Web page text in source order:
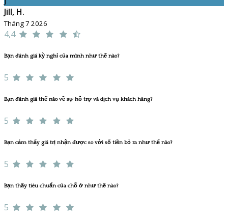
Jill, H.
Tháng 7 2026
4,4
Bạn đánh giá kỳ nghỉ của mình như thế nào?
5
Bạn đánh giá thế nào về sự hỗ trợ và dịch vụ khách hàng?
5
Bạn cảm thấy giá trị nhận được so với số tiền bỏ ra như thế nào?
5
Bạn thấy tiêu chuẩn của chỗ ở như thế nào?
5